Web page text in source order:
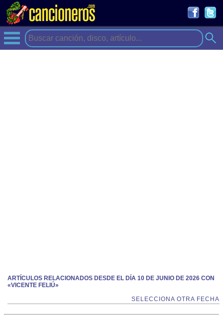
ARTÍCULOS RELACIONADOS DESDE EL DÍA 10 DE JUNIO DE 2026 CON
«VICENTE FELIÚ»
SELECCIONA OTRA FECHA